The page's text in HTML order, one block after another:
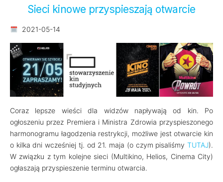
Sieci kinowe przyspieszają otwarcie
2021-05-14
Coraz lepsze wieści dla widzów napływają od kin. Po
ogłoszeniu przez Premiera i Ministra Zdrowia przyspieszonego
harmonogramu łagodzenia restrykcji, możliwe jest otwarcie kin
o kilka dni wcześniej tj. od 21. maja (o czym pisaliśmy TUTAJ).
W związku z tym kolejne sieci (Multikino, Helios, Cinema City)
ogłaszają przyspieszenie terminu otwarcia.